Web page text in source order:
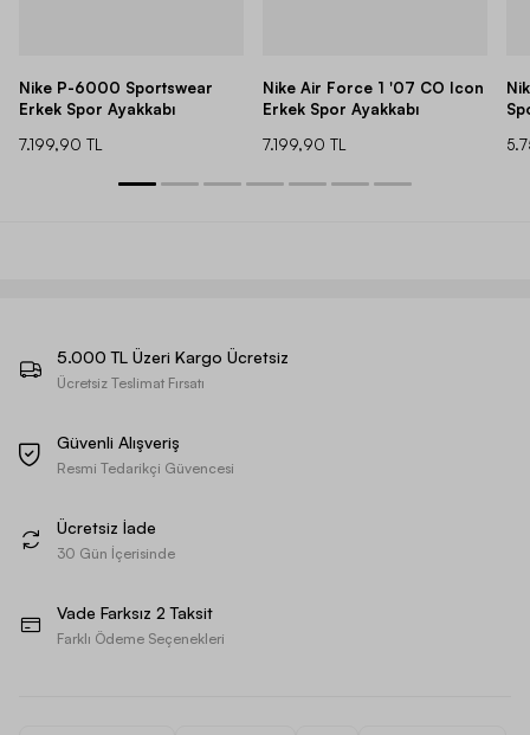
Nike P-6000 Sportswear
Erkek Spor Ayakkabı
7.199,90 TL
Nike Air Force 1 '07 CO Icon
Erkek Spor Ayakkabı
7.199,90 TL
5.000 TL Üzeri Kargo Ücretsiz
Ücretsiz Teslimat Fırsatı
Güvenli Alışveriş
Resmi Tedarikçi Güvencesi
Ücretsiz İade
30 Gün İçerisinde
Vade Farksız 2 Taksit
Farklı Ödeme Seçenekleri